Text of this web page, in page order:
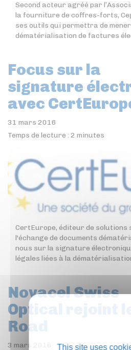
Second acteur agréé par
la fourniture de coffres-forts,
ses outils qui permettra de
dématérialisation de factures
Focus sur la
signature
avec
31 mars 2016
Temps de lecture : 2 minutes
CertEurope, éditeur de solutions
l'échange de documents
nous sur la signature
légales liées à la
Novacel Swiss
Optical rejoint
Road
3 mars 2016 This site uses